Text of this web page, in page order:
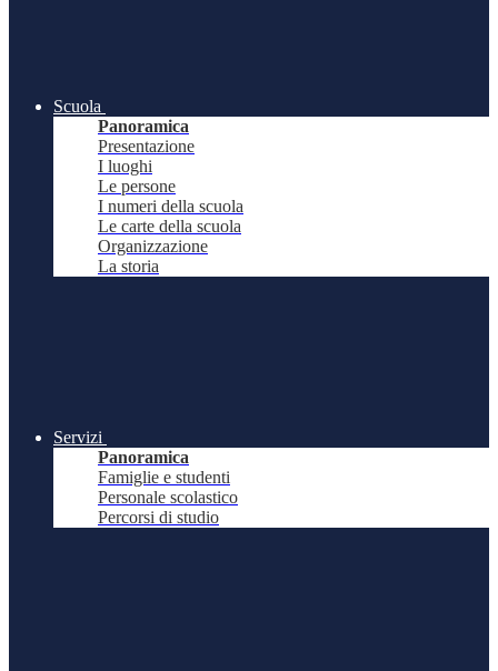
Scuola
Panoramica
Presentazione
I luoghi
Le persone
I numeri della scuola
Le carte della scuola
Organizzazione
La storia
Servizi
Panoramica
Famiglie e studenti
Personale scolastico
Percorsi di studio